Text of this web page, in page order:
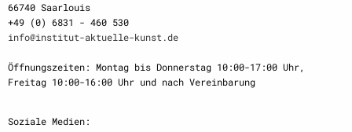
66740 Saarlouis
+49 (0) 6831 - 460 530
info@institut-aktuelle-kunst.de
Öffnungszeiten: Montag bis Donnerstag 10:00-17:00 Uhr,
Freitag 10:00-16:00 Uhr und nach Vereinbarung
Soziale Medien: